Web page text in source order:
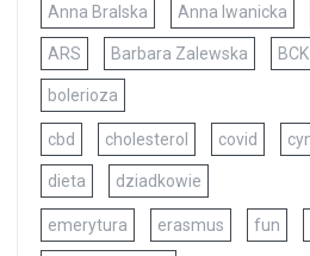
Anna Bralska Anna Iwanicka
ARS Barbara Zalewska BCK
bolerioza
cbd cholesterol covid
dieta dziadkowie
emerytura erasmus fun